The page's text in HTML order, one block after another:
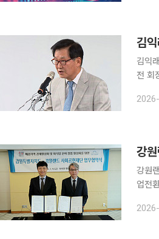
김
김익래
전 회
강원
업전